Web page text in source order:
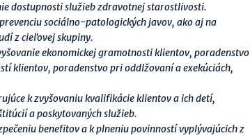
dostupnosti služieb zdravotnej starostlivosti.
sociálno-patologických javov, ako aj na
z cieľovej skupiny.
ekonomickej gramotnosti klientov, poradenstvo
klientov, poradenstvo pri oddlžovaní a exekúciách,
k zvyšovaniu kvalifikácie klientov a ich detí,
a poskytovaných služieb.
benefitov a k plneniu povinností vyplývajúcich z